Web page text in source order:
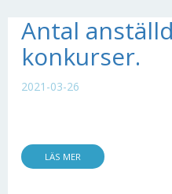
Antal
konkurser.
2021-03-26
LÄS MER